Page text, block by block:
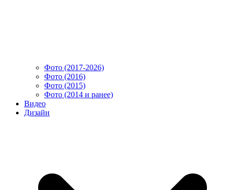
Фото (2017-2026)
Фото (2016)
Фото (2015)
Фото (2014 и ранее)
Видео
Дизайн